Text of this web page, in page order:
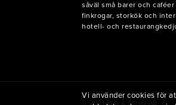
såväl små barer och caféer
finkrogar, storkök och
hotell- och
© 2021 Spis & Servis AB
Vi använder cookies för